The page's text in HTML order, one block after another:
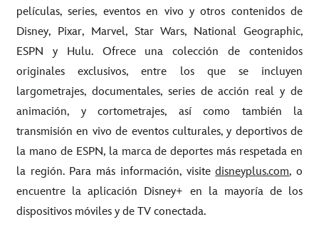
películas, series, eventos en vivo y otros contenidos de
Disney, Pixar, Marvel, Star Wars, National Geographic,
ESPN y Hulu. Ofrece una colección de contenidos
originales exclusivos, entre los que se incluyen
largometrajes, documentales, series de acción real y de
animación, y cortometrajes, así como también la
transmisión en vivo de eventos culturales, y deportivos de
la mano de ESPN, la marca de deportes más respetada en
la región. Para más información, visitedisneyplus.com, o
encuentre la aplicación Disney+ en la mayoría de los
dispositivos móviles y de TV conectada.